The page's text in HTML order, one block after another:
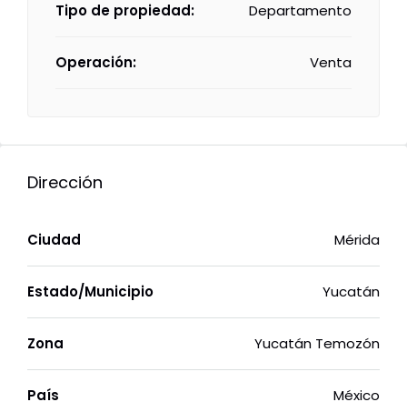
Tipo de propiedad: Departamento
Operación: Venta
Dirección
Ciudad Mérida
Estado/Municipio Yucatán
Zona Yucatán Temozón
País México